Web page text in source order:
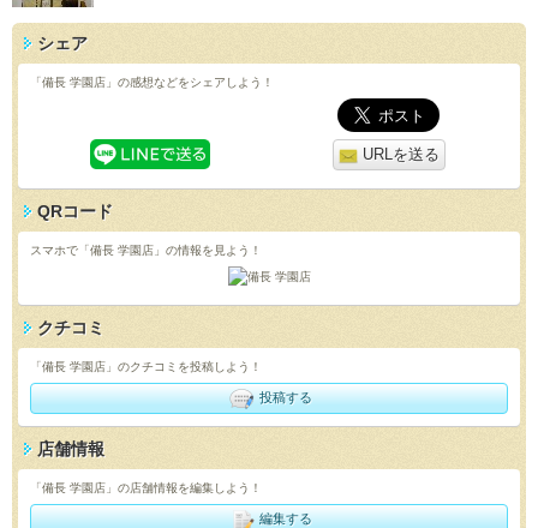
シェア
「備長 学園店」の感想などをシェアしよう！
URLを送る
QRコード
スマホで「備長 学園店」の情報を見よう！
クチコミ
「備長 学園店」のクチコミを投稿しよう！
投稿する
店舗情報
「備長 学園店」の店舗情報を編集しよう！
編集する